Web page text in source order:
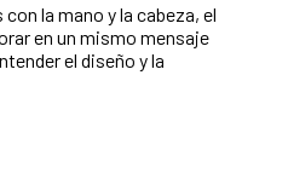
la mano y la cabeza, el
en un mismo mensaje
el diseño y la